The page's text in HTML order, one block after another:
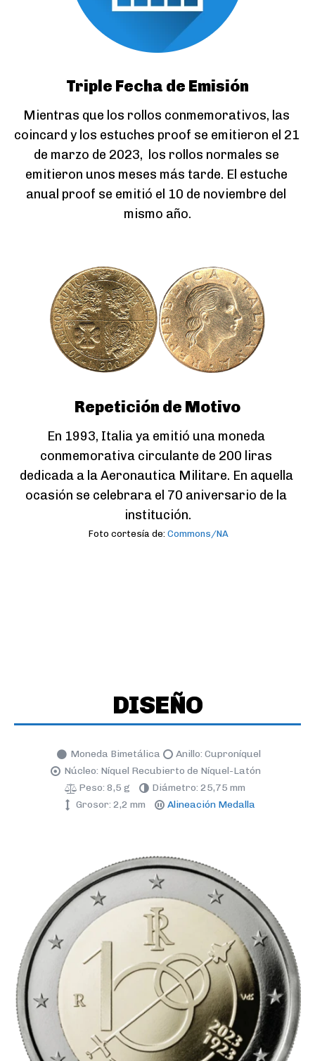
Triple Fecha de Emisión
Mientras que los rollos conmemorativos, las
coincard y los estuches proof se emitieron el 21
de marzo de 2023,  los rollos normales se
emitieron unos meses más tarde. El estuche
anual proof se emitió el 10 de noviembre del
mismo año.
Repetición de Motivo
En 1993, Italia ya emitió una moneda
conmemorativa circulante de 200 liras
dedicada a la Aeronautica Militare. En aquella
ocasión se celebrara el 70 aniversario de la
institución.
Foto cortesía de: Commons/NA
DISEÑO
Moneda Bimetálica
Anillo: Cuproníquel
Núcleo: Níquel Recubierto de Níquel-Latón
Peso: 8,5 g
Diámetro: 25,75 mm
Grosor: 2,2 mm
Alineación Medalla